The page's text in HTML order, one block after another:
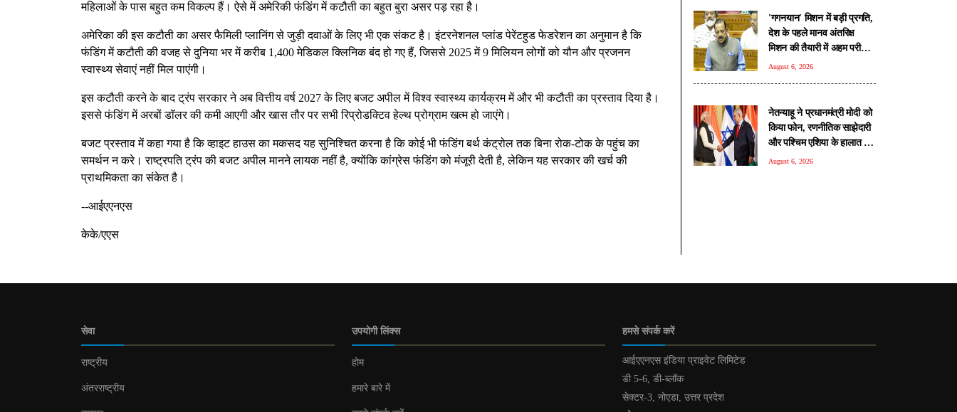
महिलाओं के पास बहुत कम विकल्प हैं। ऐसे में अमेरिकी फंडिंग में कटौती का बहुत बुरा असर पड़ रहा है।
अमेरिका की इस कटौती का असर फैमिली प्लानिंग से जुड़ी दवाओं के लिए भी एक संकट है। इंटरनेशनल प्लांड पेरेंटहुड फेडरेशन का अनुमान है कि
फंडिंग में कटौती की वजह से दुनिया भर में करीब 1,400 मेडिकल क्लिनिक बंद हो गए हैं, जिससे 2025 में 9 मिलियन लोगों को यौन और प्रजनन
स्वास्थ्य सेवाएं नहीं मिल पाएंगी।
इस कटौती करने के बाद ट्रंप सरकार ने अब वित्तीय वर्ष 2027 के लिए बजट अपील में विश्व स्वास्थ्य कार्यक्रम में और भी कटौती का प्रस्ताव दिया है।
इससे फंडिंग में अरबों डॉलर की कमी आएगी और खास तौर पर सभी रिप्रोडक्टिव हेल्थ प्रोग्राम खत्म हो जाएंगे।
बजट प्रस्ताव में कहा गया है कि व्हाइट हाउस का मकसद यह सुनिश्चित करना है कि कोई भी फंडिंग बर्थ कंट्रोल तक बिना रोक-टोक के पहुंच का
समर्थन न करे। राष्ट्रपति ट्रंप की बजट अपील मानने लायक नहीं है, क्योंकि कांग्रेस फंडिंग को मंजूरी देती है, लेकिन यह सरकार की खर्च की
प्राथमिकता का संकेत है।
--आईएएनएस
केके/एएस
'गगनयान' मिशन में बड़ी प्रगति,
देश के पहले मानव अंतरिक्ष
मिशन की तैयारी में अहम परीक्षण
पूरे: डॉ. जितेंद्र सिंह
August 6, 2026
नेतन्याहू ने प्रधानमंत्री मोदी को
क‍िया फोन, रणनीतिक साझेदारी
और पश्चिम एशिया के हालात पर
हुई चर्चा
August 6, 2026
सेवा
राष्ट्रीय
अंतरराष्ट्रीय
उपयोगी लिंक्स
होम
हमारे बारे में
हमसे संपर्क करें
आईएएनएस इंडिया प्राइवेट लिमिटेड
डी 5-6, डी-ब्लॉक
सेक्टर-3, नोएडा, उत्तर प्रदेश